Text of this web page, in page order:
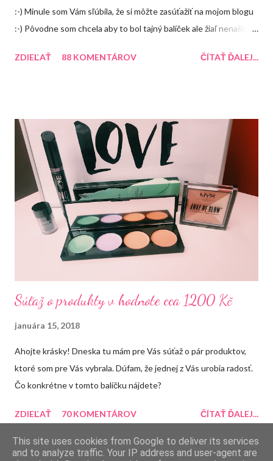
:-) Minule som Vám sľúbila, že si môžte zasúťažiť na mojom blogu
:-) Pôvodne som chcela aby to bol tajný balíček ale žiaľ nenašla
bude obsahovať ale čoskoro vymyslím na FB alebo instagrame
Recenzia 4. Balea malinový balzám na pery
ZDIEĽAŤ 88 KOMENTÁROV ČÍTAŤ ĎALEJ...
Súťaž o produkty v hodnote cca 1200 Kč
januára 15, 2018
Ahojte krásky! Dneska tu mám pre Vás súťaž o pár produktov,
ktoré som pre Vás vybrala. Dúfam, že jednej z Vás urobia radosť.
Čo konkrétne v tomto balíčku nájdete?
ZDIEĽAŤ 70 KOMENTÁROV ČÍTAŤ ĎALEJ...
This site uses cookies from Google to deliver its services
and to analyze traffic. Your IP address and user-agent are